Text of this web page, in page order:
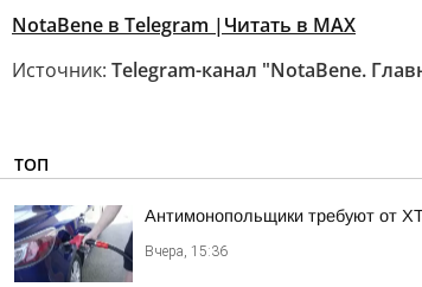
NotaBene в Telegram | Читать в MAX
Источник: Telegram-канал "NotaBene.
ТОП
Антимонопольщики требуют от
Вчера, 15:36